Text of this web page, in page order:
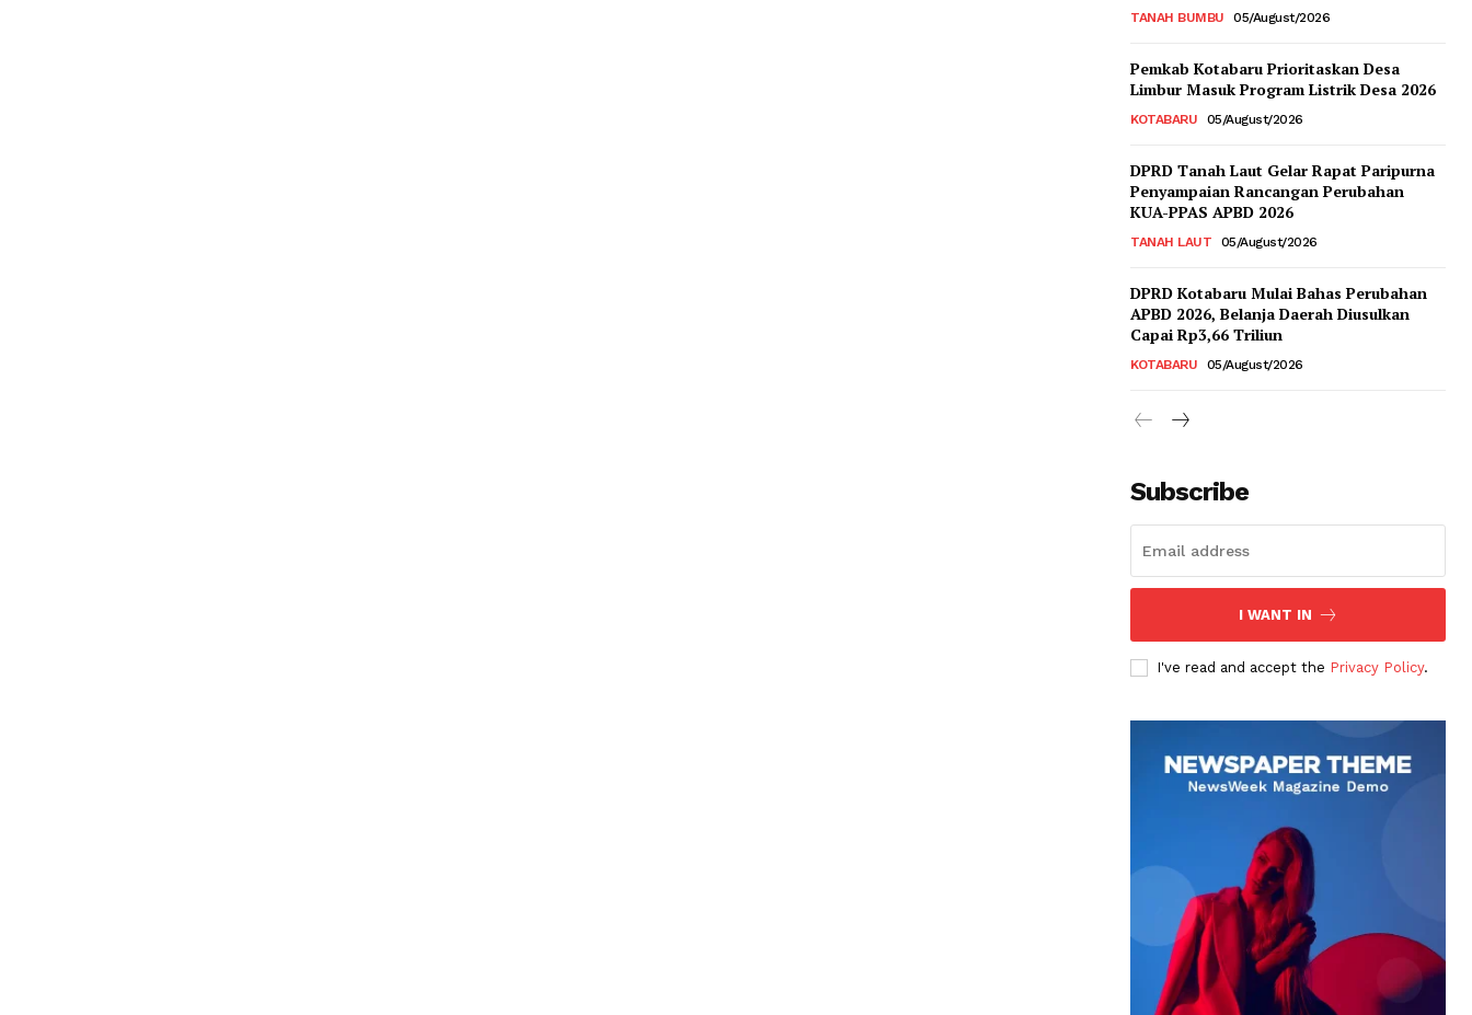
TANAH BUMBU 05/August/2026
Pemkab Kotabaru Prioritaskan Desa
Limbur Masuk Program Listrik Desa 2026
KOTABARU 05/August/2026
DPRD Tanah Laut Gelar Rapat Paripurna
Penyampaian Rancangan Perubahan
KUA-PPAS APBD 2026
TANAH LAUT 05/August/2026
DPRD Kotabaru Mulai Bahas Perubahan
APBD 2026, Belanja Daerah Diusulkan
Capai Rp3,66 Triliun
KOTABARU 05/August/2026
Subscribe
I WANT IN
I've read and accept the Privacy Policy.